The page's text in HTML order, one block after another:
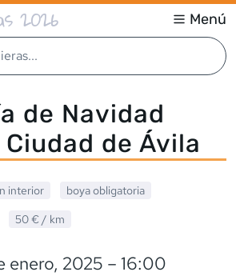
2026 Menú
de Navidad
de Ávila
interior
boya obligatoria
50 € / km
enero, 2025 – 16:00